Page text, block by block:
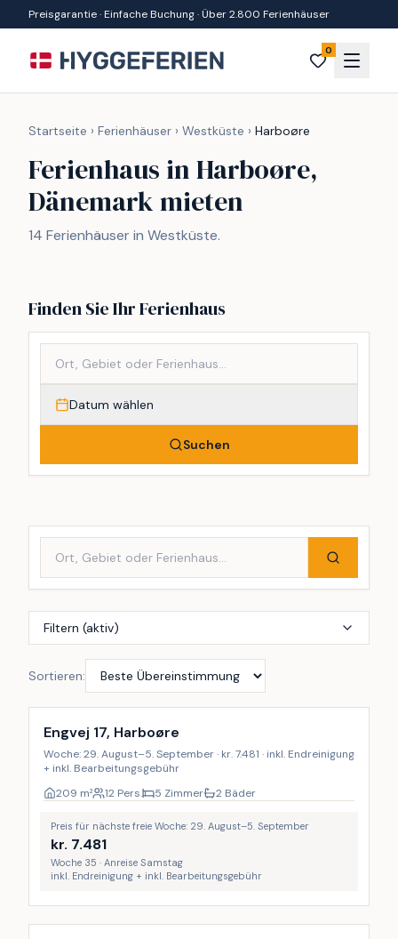
Zum Inhalt springen
Preisgarantie · Einfache Buchung · Über 2.800 Ferienhäuser
0
Startseite › Ferienhäuser › Westküste › Harboøre
Ferienhaus in Harboøre,
Dänemark mieten
14 Ferienhäuser in Westküste.
Finden Sie Ihr Ferienhaus
Datum wählen
Suchen
Filtern (aktiv)
Sortieren:
Engvej 17, Harboøre
Woche: 29. August–5. September · kr. 7.481 · inkl. Endreinigung
+ inkl. Bearbeitungsgebühr
209 m² 12 Pers. 5 Zimmer 2 Bäder
Preis für nächste freie Woche: 29. August–5. September
kr. 7.481
Woche 35 · Anreise Samstag
inkl. Endreinigung + inkl. Bearbeitungsgebühr
Inkl. Endreinigung